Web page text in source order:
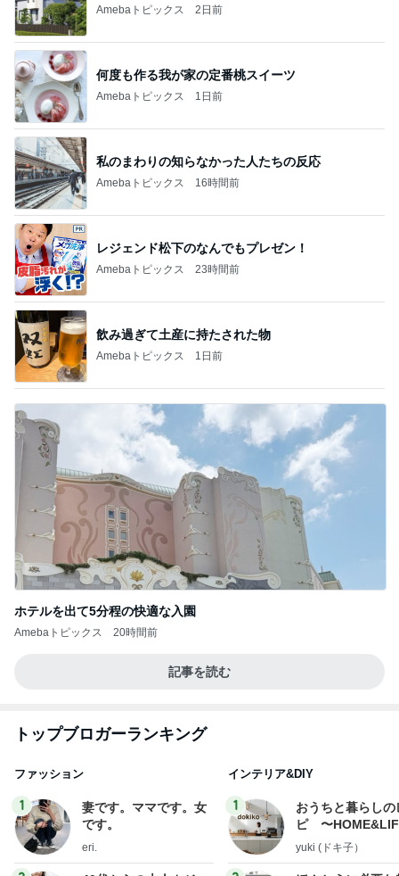
Amebaトピックス 2日前
何度も作る我が家の定番桃スイーツ
Amebaトピックス 1日前
私のまわりの知らなかった人たちの反応
Amebaトピックス 16時間前
レジェンド松下のなんでもプレゼン！
Amebaトピックス 23時間前
飲み過ぎて土産に持たされた物
Amebaトピックス 1日前
ホテルを出て5分程の快適な入園
Amebaトピックス 20時間前
記事を読む
トップブロガーランキング
ファッション
1
妻です。ママです。女
です。
eri.
インテリア&DIY
1
おうちと暮らしの
ピ 〜
yuki (ドキ子）